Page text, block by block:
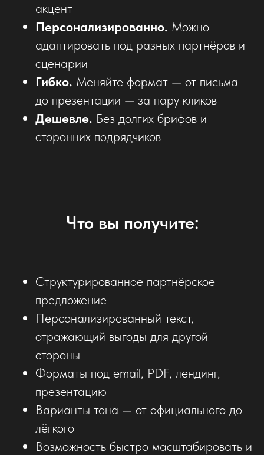
акцент
Персонализированно. Можно
адаптировать под разных партнёров и
сценарии
Гибко. Меняйте формат — от письма
до презентации — за пару кликов
Дешевле. Без долгих брифов и
сторонних подрядчиков
Что вы получите:
Структурированное партнёрское
предложение
Персонализированный текст,
отражающий выгоды для другой
стороны
Форматы под email, PDF, лендинг,
презентацию
Варианты тона — от официального до
лёгкого
Возможность быстро масштабировать и